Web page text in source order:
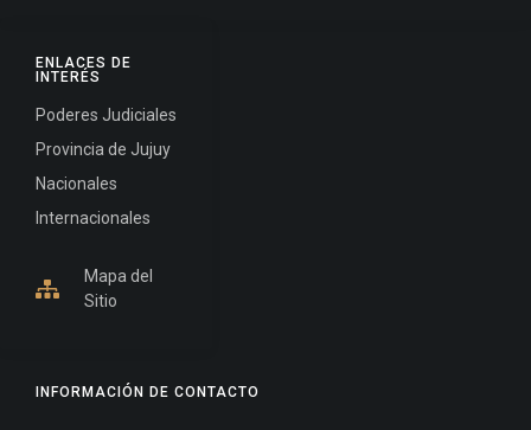
INFORMACIÓN DE CONTACTO
ENLACES DE
INTERÉS
Poderes Judiciales
Provincia de Jujuy
Nacionales
Internacionales
Mapa del
Sitio